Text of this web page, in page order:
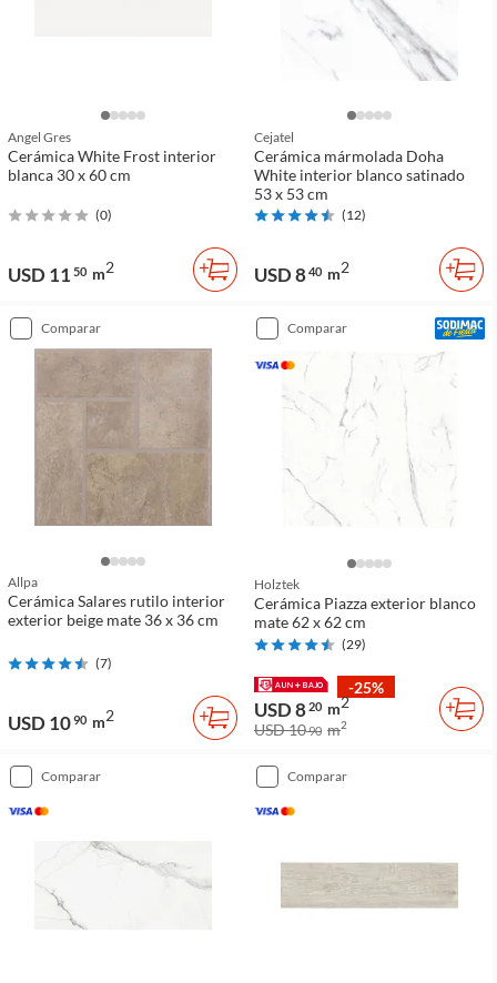
Angel Gres
Cerámica White Frost interior
blanca 30 x 60 cm
(0)
USD 11 50 m2
Cejatel
Cerámica mármolada Doha
White interior blanco satinado
53 x 53 cm
(12)
USD 840 m2
comparar
Allpa
Cerámica Salares rutilo interior
exterior beige mate 36 x 36 cm
(7)
USD 1090 m2
comparar
Holztek
Cerámica Piazza exterior blanco
mate 62 x 62 cm
(29)
-25%
USD 820 m2
USD 1090 m2
comparar comparar